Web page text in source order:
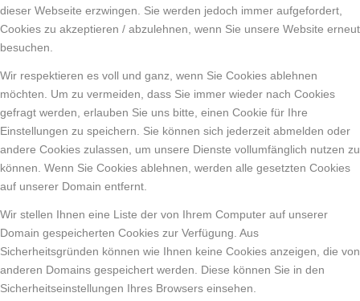
dieser Webseite erzwingen. Sie werden jedoch immer aufgefordert,
Cookies zu akzeptieren / abzulehnen, wenn Sie unsere Website erneut
besuchen.
Wir respektieren es voll und ganz, wenn Sie Cookies ablehnen
möchten. Um zu vermeiden, dass Sie immer wieder nach Cookies
gefragt werden, erlauben Sie uns bitte, einen Cookie für Ihre
Einstellungen zu speichern. Sie können sich jederzeit abmelden oder
andere Cookies zulassen, um unsere Dienste vollumfänglich nutzen zu
können. Wenn Sie Cookies ablehnen, werden alle gesetzten Cookies
auf unserer Domain entfernt.
Wir stellen Ihnen eine Liste der von Ihrem Computer auf unserer
Domain gespeicherten Cookies zur Verfügung. Aus
Sicherheitsgründen können wie Ihnen keine Cookies anzeigen, die von
anderen Domains gespeichert werden. Diese können Sie in den
Sicherheitseinstellungen Ihres Browsers einsehen.